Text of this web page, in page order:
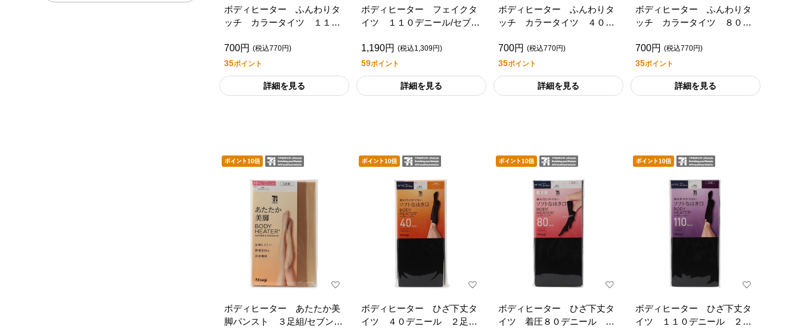
ボディヒーター ふんわりタ
ッチ カラータイツ １１０
イフスタイル
700円 (税込770円)
35ポイント
詳細を見る
ボディヒーター フェイクタ
イツ １１０デニール/セブン
1,190円 (税込1,309円)
59ポイント
詳細を見る
ボディヒーター ふんわりタ
ッチ カラータイツ ４０デ
フスタイル
700円 (税込770円)
35ポイント
詳細を見る
ボディヒーター ふんわりタ
ッチ カラータイツ ８０デ
フスタイル
700円 (税込770円)
35ポイント
詳細を見る
ボディヒーター あたたか美
脚パンスト ３足組/セブンプ
ボディヒーター ひざ下丈タ
イツ ４０デニール ２足組/
ボディヒーター ひざ下丈タ
イツ 着圧８０デニール ２
ボディヒーター ひざ下丈タ
イツ １１０デニール ２足